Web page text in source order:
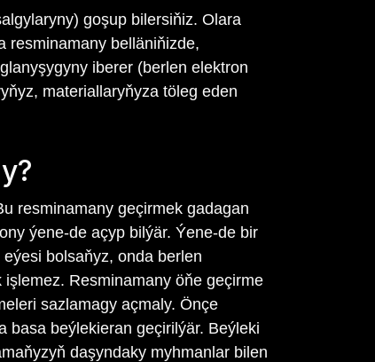
goşup bilersiňiz. Olara
resminamany belläniňizde,
iberer (berlen elektron
materiallaryňyza töleg eden
resminamany geçirmek gadagan
ýene-de açyp bilýär. Ýene-de bir
bolsaňyz, onda berlen
Resminamany öňe geçirme
sazlamagy açmaly. Önçe
basa beýlekieran geçirilýär. Beýleki
daşyndaky myhmanlar bilen